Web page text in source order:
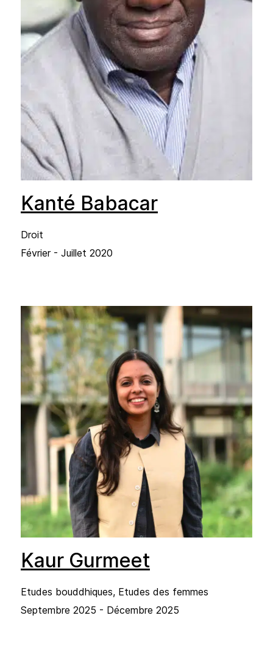
Kanté Babacar
Droit
Février - Juillet 2020
Kaur Gurmeet
Etudes bouddhiques, Etudes des femmes
Septembre 2025 - Décembre 2025